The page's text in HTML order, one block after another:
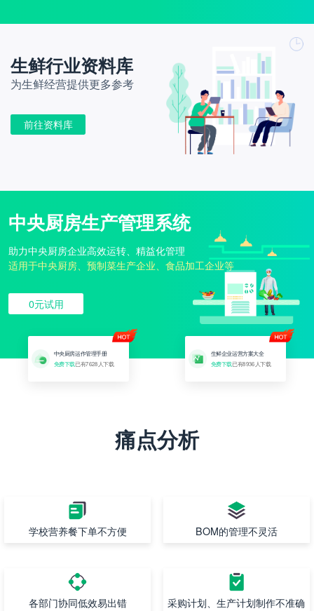
生鲜行业资料库
为生鲜经营提供更多参考
前往资料库
中央厨房生产管理系统
助力中央厨房企业高效运转、精益化管理
适用于中央厨房、预制菜生产企业、食品加工企业等
0元试用
中央厨房运作管理手册
免费下载已有7628人下载
生鲜企业运营方案大全
免费下载已有8936人下载
痛点分析
学校营养餐下单不方便 BOM的管理不灵活
各部门协同低效易出错 采购计划、生产计划制作不准确